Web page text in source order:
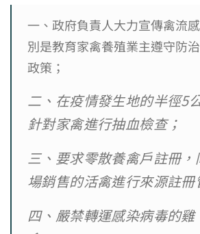
一、政府負責人大力宣傳禽流
別是教育家禽養殖業主遵守防
政策；
二、在疫情發生地的半徑5
針對家禽進行抽血檢查；
三、要求零散養禽戶註冊
場銷售的活禽進行來源註
四、嚴禁轉運感染病毒的